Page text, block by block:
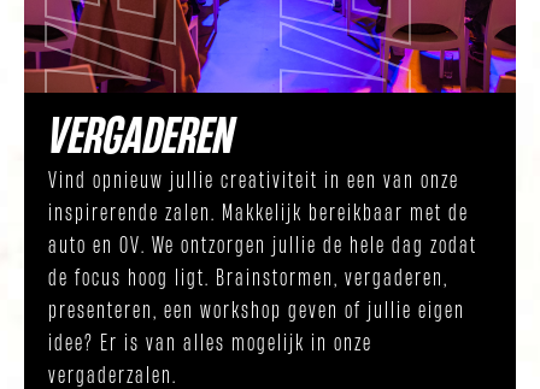
VERGADEREN
Vind opnieuw jullie creativiteit in een van onze
inspirerende zalen. Makkelijk bereikbaar met de
auto en OV. We ontzorgen jullie de hele dag zodat
de focus hoog ligt. Brainstormen, vergaderen,
presenteren, een workshop geven of jullie eigen
idee? Er is van alles mogelijk in onze
vergaderzalen.